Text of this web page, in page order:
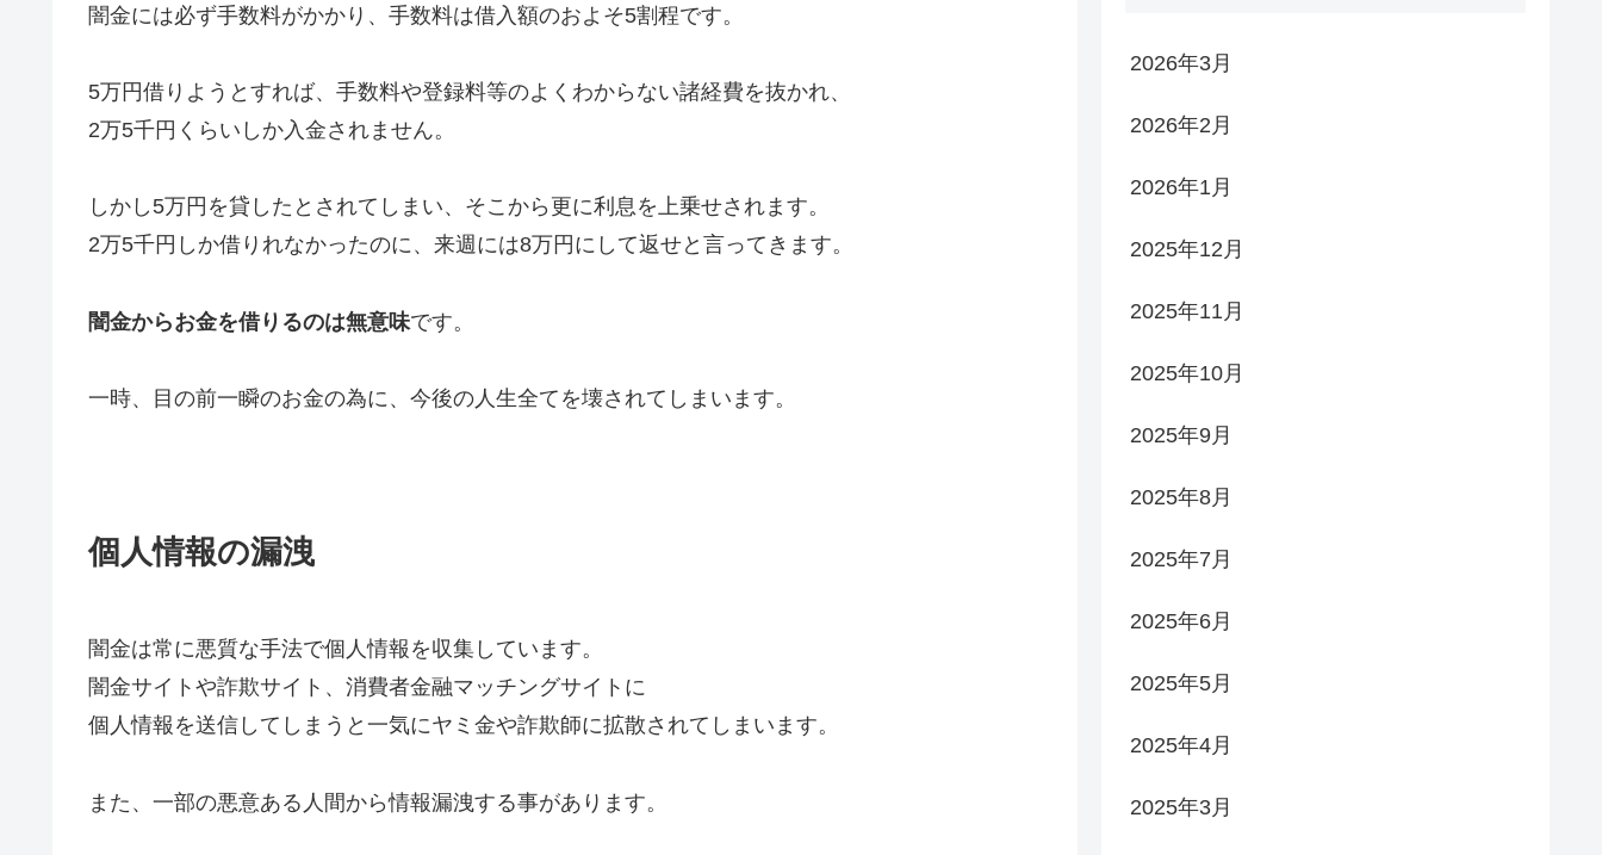
闇金には必ず手数料がかかり、手数料は借入額のおよそ5割程です。
5万円借りようとすれば、手数料や登録料等のよくわからない諸経費を抜かれ、
2万5千円くらいしか入金されません。
しかし5万円を貸したとされてしまい、そこから更に利息を上乗せされます。
2万5千円しか借りれなかったのに、来週には8万円にして返せと言ってきます。
闇金からお金を借りるのは無意味です。
一時、目の前一瞬のお金の為に、今後の人生全てを壊されてしまいます。
個人情報の漏洩
闇金は常に悪質な手法で個人情報を収集しています。
闇金サイトや詐欺サイト、消費者金融マッチングサイトに
個人情報を送信してしまうと一気にヤミ金や詐欺師に拡散されてしまいます。
また、一部の悪意ある人間から情報漏洩する事があります。
2026年3月
2026年2月
2026年1月
2025年12月
2025年11月
2025年10月
2025年9月
2025年8月
2025年7月
2025年6月
2025年5月
2025年4月
2025年3月